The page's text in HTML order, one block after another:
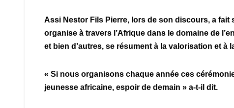
Assi Nestor Fils Pierre, lors de son discours, a
organise à travers l’Afrique dans le domaine de
et bien d’autres, se résument à la valorisation et
« Si nous organisons chaque année ces
jeunesse africaine, espoir de demain » a-t-il dit.